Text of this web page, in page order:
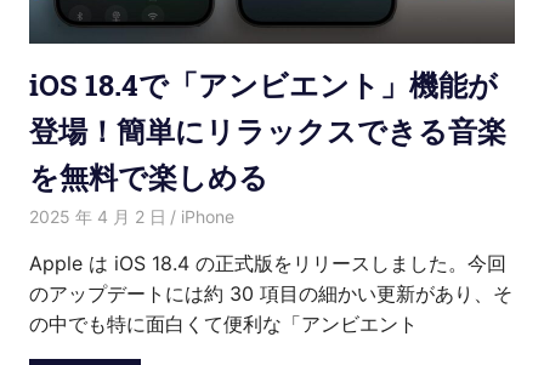
iOS 18.4で「アンビエント」機能が
登場！簡単にリラックスできる音楽
を無料で楽しめる
2025 年 4 月 2 日 愛麗絲
iPhone
Apple は iOS 18.4 の正式版をリリースしました。今回
のアップデートには約 30 項目の細かい更新があり、そ
の中でも特に面白くて便利な「アンビエント